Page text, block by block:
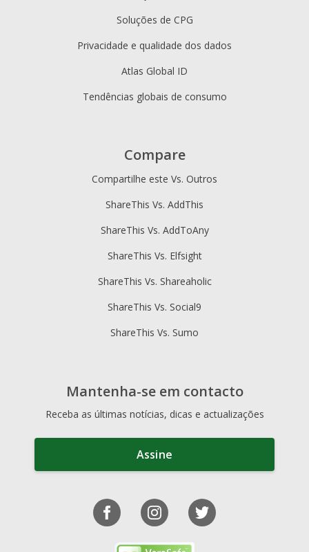
Soluções de CPG
Privacidade e qualidade dos dados
Atlas Global ID
Tendências globais de consumo
Compare
Compartilhe este Vs. Outros
ShareThis Vs. AddThis
ShareThis Vs. AddToAny
ShareThis Vs. Elfsight
ShareThis Vs. Shareaholic
ShareThis Vs. Social9
ShareThis Vs. Sumo
Mantenha-se em contacto
Receba as últimas notícias, dicas e actualizações
Assine